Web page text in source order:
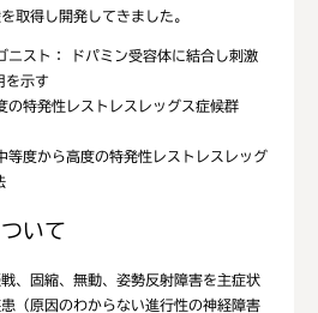
取得し開発してきました。
ニスト： ドパミン受容体に結合し刺激
を示す
の特発性レストレスレッグス症候群
等度から高度の特発性レストレスレッグ
いて
、固縮、無動、姿勢反射障害を主症状
（原因のわからない進行性の神経障害